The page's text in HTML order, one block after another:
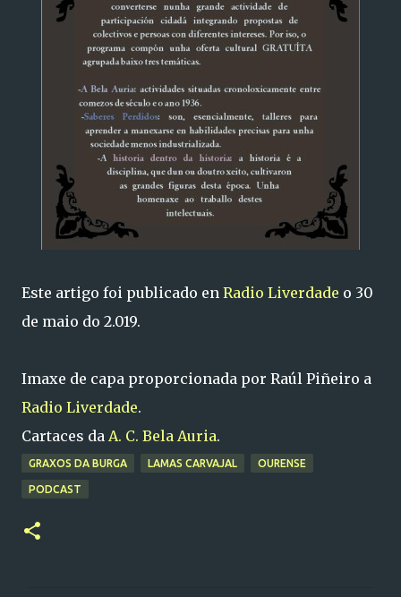
Este artigo foi publicado en Radio Liverdade o 30
de maio do 2.019.
Imaxe de capa proporcionada por Raúl Piñeiro a
Radio Liverdade.
Cartaces da A. C. Bela Auria.
GRAXOS DA BURGA LAMAS CARVAJAL OURENSE
PODCAST